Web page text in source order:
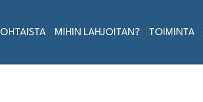
MIHIN LAHJOITAN? TOIMINTA